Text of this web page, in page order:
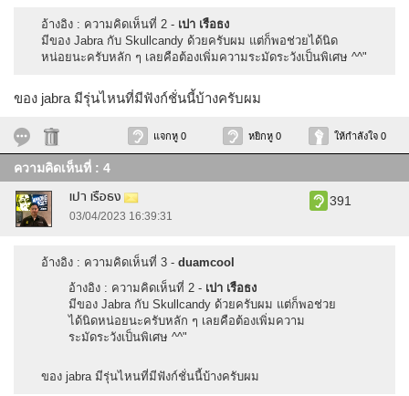
อ้างอิง : ความคิดเห็นที่ 2 - เปา เรือธง
มีของ Jabra กับ Skullcandy ด้วยครับผม แต่ก็พอช่วยได้นิด
หน่อยนะครับหลัก ๆ เลยคือต้องเพิ่มความระมัดระวังเป็นพิเศษ ^^"
ของ jabra มีรุ่นไหนที่มีฟังก์ชั่นนี้บ้างครับผม
แจกหู 0 หยิกหู 0 ให้กำลังใจ 0
ความคิดเห็นที่ : 4
เปา เรือธง
03/04/2023 16:39:31
391
อ้างอิง : ความคิดเห็นที่ 3 - duamcool
อ้างอิง : ความคิดเห็นที่ 2 - เปา เรือธง
มีของ Jabra กับ Skullcandy ด้วยครับผม แต่ก็พอช่วย
ได้นิดหน่อยนะครับหลัก ๆ เลยคือต้องเพิ่มความ
ระมัดระวังเป็นพิเศษ ^^"
ของ jabra มีรุ่นไหนที่มีฟังก์ชั่นนี้บ้างครับผม